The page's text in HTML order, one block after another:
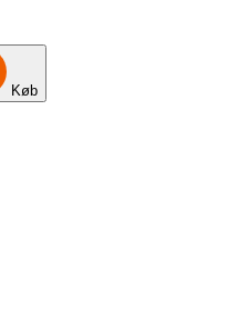
Køb